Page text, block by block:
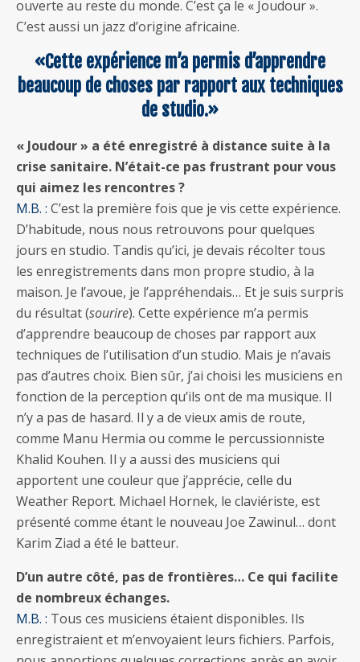
ouverte au reste du monde. C’est ça le « Joudour ».
C’est aussi un jazz d’origine africaine.
«Cette expérience m’a permis d’apprendre
beaucoup de choses par rapport aux techniques
de studio.»
« Joudour » a été enregistré à distance suite à la
crise sanitaire. N’était-ce pas frustrant pour vous
qui aimez les rencontres ?
M.B. : C’est la première fois que je vis cette expérience.
D’habitude, nous nous retrouvons pour quelques
jours en studio. Tandis qu’ici, je devais récolter tous
les enregistrements dans mon propre studio, à la
maison. Je l’avoue, je l’appréhendais… Et je suis surpris
du résultat (sourire). Cette expérience m’a permis
d’apprendre beaucoup de choses par rapport aux
techniques de l’utilisation d’un studio. Mais je n’avais
pas d’autres choix. Bien sûr, j’ai choisi les musiciens en
fonction de la perception qu’ils ont de ma musique. Il
n’y a pas de hasard. Il y a de vieux amis de route,
comme Manu Hermia ou comme le percussionniste
Khalid Kouhen. Il y a aussi des musiciens qui
apportent une couleur que j’apprécie, celle du
Weather Report. Michael Hornek, le claviériste, est
présenté comme étant le nouveau Joe Zawinul… dont
Karim Ziad a été le batteur.
D’un autre côté, pas de frontières… Ce qui facilite
de nombreux échanges.
M.B. : Tous ces musiciens étaient disponibles. Ils
enregistraient et m’envoyaient leurs fichiers. Parfois,